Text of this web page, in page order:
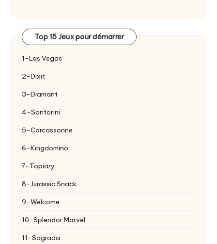
Top 15 Jeux pour démarrer
1-Las Vegas
2-Dixit
3-Diamant
4-Santorini
5-Carcassonne
6-Kingdomino
7-Topiary
8-Jurassic Snack
9-Welcome
10-Splendor Marvel
11-Sagrada